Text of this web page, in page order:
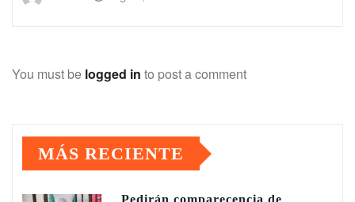
You must be logged in to post a comment
MÁS RECIENTE
Pedirán comparecencia de